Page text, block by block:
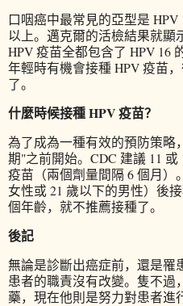
口咽癌中最常見的亞型是
以上。邁克爾的活檢結果就顯
HPV 疫苗全都包含了 HPV 16
年輕時有機會接種 HPV 疫苗
了。
什麼時候接種 HPV 疫苗？
為了成為一種有效的預防策略
期"之前開始。CDC 建議 11
疫苗（兩個劑量間隔 6 個月）
女性或 21 歲以下的男性）後
個年齡，就不推薦接種了。
後記
無論是診斷出癌症前，還是罹
患者的職責沒有改變。隻不過
藥，現在他則是努力對患者進